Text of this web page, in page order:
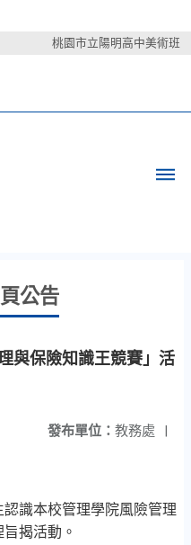
桃園市立陽明高中美術班
公告
與保險知識王競賽」活
發布單位： 教務處 |
識本校管理學院風險管理
揭活動。